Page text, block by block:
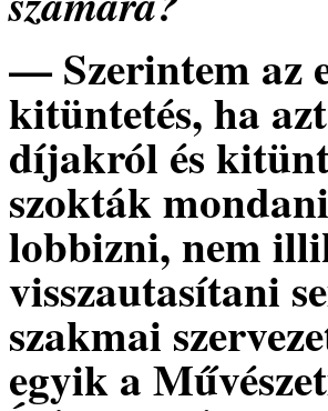
— Szerintem az
kitüntetés, ha
díjakról és
szokták
lobbizni, nem
visszautasítani
szakmai
egyik a